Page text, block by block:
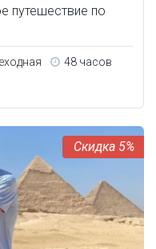
путешествие по
48 часов
5%